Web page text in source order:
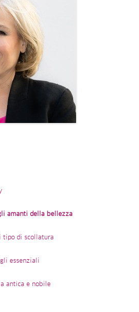
amanti della bellezza
tipo di scollatura
essenziali
antica e nobile